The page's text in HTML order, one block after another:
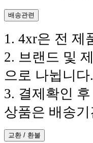
배송관련
1. 4xr은 전 제
2. 브랜드 및
으로 나뉩니다.
3. 결제확인
상품은 배송
교환 / 환불